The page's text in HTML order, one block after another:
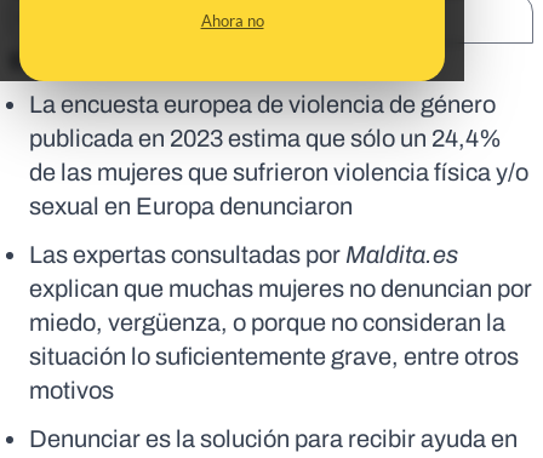
Ahora no
En corto:
La encuesta europea de violencia de género
publicada en 2023 estima que sólo un 24,4%
de las mujeres que sufrieron violencia física y/o
sexual en Europa denunciaron
Las expertas consultadas por Maldita.es
explican que muchas mujeres no denuncian por
miedo, vergüenza, o porque no consideran la
situación lo suficientemente grave, entre otros
motivos
Denunciar es la solución para recibir ayuda en